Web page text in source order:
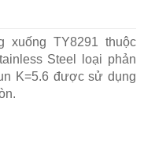
xuống TY8291 thuộc
Steel loại phản
K=5.6 được sử dụng